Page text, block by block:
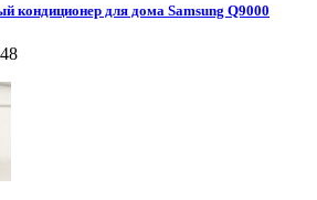
кондиционер для дома Samsung Q9000